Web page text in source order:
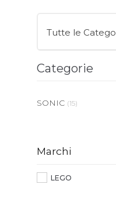
Tutte le
Categorie
SONIC (15)
Marchi
LEGO